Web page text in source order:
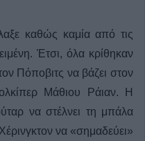
καθώς καμία από τις
Έτσι, όλα κρίθηκαν
Πόποβιτς να βάζει στον
Μάθιου Ράιαν. Η
να στέλνει τη μπάλα
να «σημαδεύει»